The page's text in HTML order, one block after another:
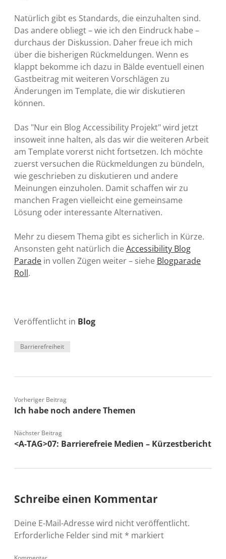
Natürlich gibt es Standards, die einzuhalten sind.
Das andere obliegt – wie ich den Eindruck habe –
durchaus der Diskussion. Daher freue ich mich
über die bisherigen Rückmeldungen. Wenn es
klappt bekomme ich dazu in Bälde eventuell einen
Gastbeitrag mit weiteren Vorschlägen zu
Änderungen im Template, die wir diskutieren
können.
Das "Nur ein Blog Accessibility Projekt" wird jetzt
insoweit inne halten, als das wir die weiteren Arbeit
am Template vorerst nicht fortsetzen. Ich möchte
zuerst versuchen die Rückmeldungen zu bündeln,
wie geschrieben zu diskutieren und andere
Meinungen einzuholen. Damit schaffen wir zu
manchen Fragen vielleicht eine gemeinsame
Lösung oder interessante Alternativen.
Mehr zu diesem Thema gibt es sicherlich in Kürze.
Ansonsten geht natürlich die Accessibility Blog
Parade in vollen Zügen weiter – siehe Blogparade
Roll.
Veröffentlicht in Blog
Barrierefreiheit
Vorheriger Beitrag
Ich habe noch andere Themen
Nächster Beitrag
<A-TAG>07: Barrierefreie Medien – Kürzestbericht
Schreibe einen Kommentar
Deine E-Mail-Adresse wird nicht veröffentlicht.
Erforderliche Felder sind mit * markiert